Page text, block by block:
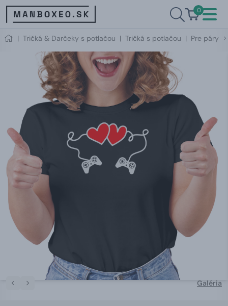
0
| Tričká & Darčeky s potlačou | Tričká s potlačou | Pre páry
Galéria